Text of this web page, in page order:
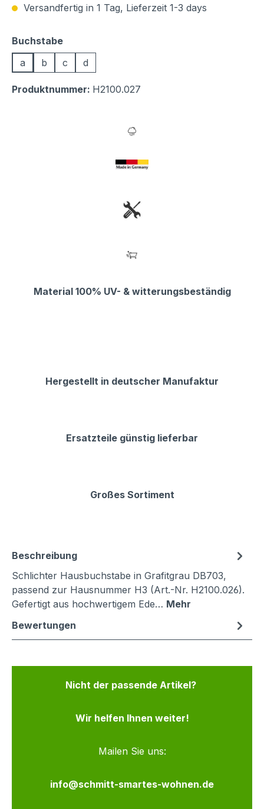
Versandfertig in 1 Tag, Lieferzeit 1-3 days
Buchstabeauswählen
a
b c d
Produktnummer: H2100.027
Material 100% UV- & witterungsbeständig
Hergestellt in deutscher Manufaktur
Ersatzteile günstig lieferbar
Großes Sortiment
Beschreibung
Schlichter Hausbuchstabe in Grafitgrau DB703,
passend zur Hausnummer H3 (Art.-Nr. H2100.026).
Gefertigt aus hochwertigem Ede… Mehr
Bewertungen
Nicht der passende Artikel?
Wir helfen Ihnen weiter!
Mailen Sie uns:
info@schmitt-smartes-wohnen.de